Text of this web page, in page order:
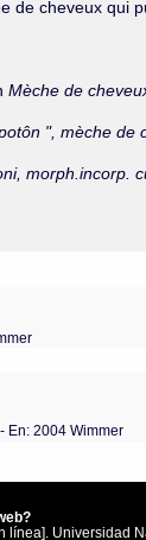
de cheveux qui
Mèche de
", mèche de
morph.incorp.
- En: 2004 Wimmer
línea]. Universidad